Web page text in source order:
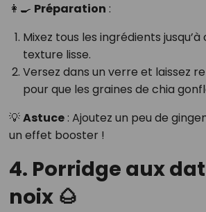
👩‍🍳 Préparation :
Mixez tous les ingrédients
texture lisse.
Versez dans un verre et laissez
pour que les graines de chia
💡Astuce: Ajoutez un peu de
un effet booster !
4. Porridge aux
noix 🌰